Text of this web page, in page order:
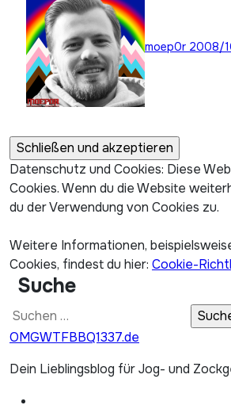
moep0r 2008/
Datenschutz und Cookies: Diese
Cookies. Wenn du die Website
du der Verwendung von Cookies zu.
Weitere Informationen,
Cookies, findest du hier: Cookie-
Suche
Suchen
nach:
OMGWTFBBQ1337.de
Dein Lieblingsblog für Jog- und